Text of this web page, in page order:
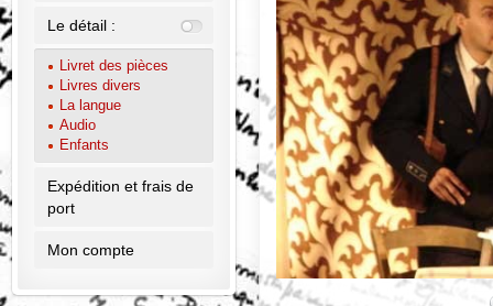
Le détail :
Livret des pièces
Livres divers
La langue
Audio
Enfants
Expédition et frais de
port
Mon compte